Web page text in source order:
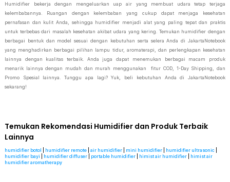
Humidifier bekerja dengan mengeluarkan uap air yang membuat udara tetap terjaga
kelembabannya. Ruangan dengan kelembaban yang cukup dapat menjaga kesehatan
pernafasan dan kulit Anda, sehingga humidifier menjadi alat yang paling tepat dan praktis
untuk terbebas dari masalah kesehatan akibat udara yang kering. Temukan humidifier dengan
berbagai bentuk dan model sesuai dengan kebutuhan serta selera Anda di JakartaNotebook
yang menghadirkan berbagai pilihan lampu tidur, aromaterapi, dan perlengkapan kesehatan
lainnya dengan kualitas terbaik. Anda juga dapat menemukan berbagai macam produk
menarik lainnya dengan mudah dan murah menggunakan fitur COD, 1-Day Shipping, dan
Promo Spesial lainnya. Tunggu apa lagi? Yuk, beli kebutuhan Anda di JakartaNotebook
sekarang!
Temukan Rekomendasi Humidifier dan Produk Terbaik
Lainnya
humidifier botol humidifier remote air humidifier mini humidifier humidifier ultrasonic
humidifier bayi
humidifier diffuser portable humidifier himist air humidifier
himist air
humidifier aromatherapy